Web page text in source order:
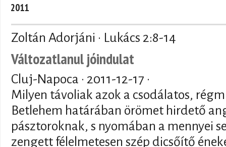
2011
Zoltán Adorjáni · Lukács 2:8-14
Változatlanul jóindulat
Cluj-Napoca · 2011-12-17 ·
Milyen távoliak azok a csodálatos,
Betlehem határában örömet hirdető
pásztoroknak, s nyomában a mennyei
zengett félelmetesen szép dicsőítő